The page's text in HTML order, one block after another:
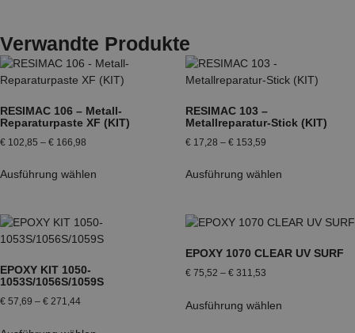
Verwandte Produkte
RESIMAC 106 – Metall-
Reparaturpaste XF (KIT)
€ 102,85 – € 166,98
Ausführung wählen
RESIMAC 103 –
Metallreparatur-Stick (KIT)
€ 17,28 – € 153,59
Ausführung wählen
EPOXY KIT 1050-
1053S/1056S/1059S
€ 57,69 – € 271,44
EPOXY 1070 CLEAR UV SURF
€ 75,52 – € 311,53
Ausführung wählen